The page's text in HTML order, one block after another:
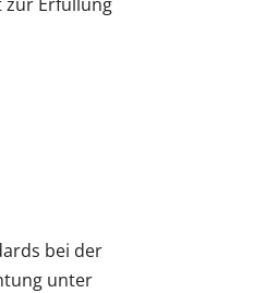
bei der
unter